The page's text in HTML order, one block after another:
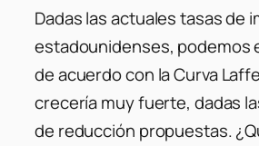
Dadas las actuales tasas de
estadounidenses, podemos
de acuerdo con la Curva
crecería muy fuerte, dadas
de reducción propuestas.